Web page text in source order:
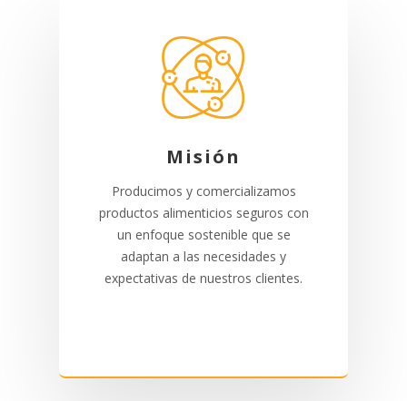
Misión
Producimos y comercializamos
productos alimenticios seguros con
un enfoque sostenible que se
adaptan a las necesidades y
expectativas de nuestros clientes.